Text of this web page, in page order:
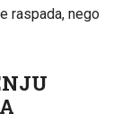
raspada, nego